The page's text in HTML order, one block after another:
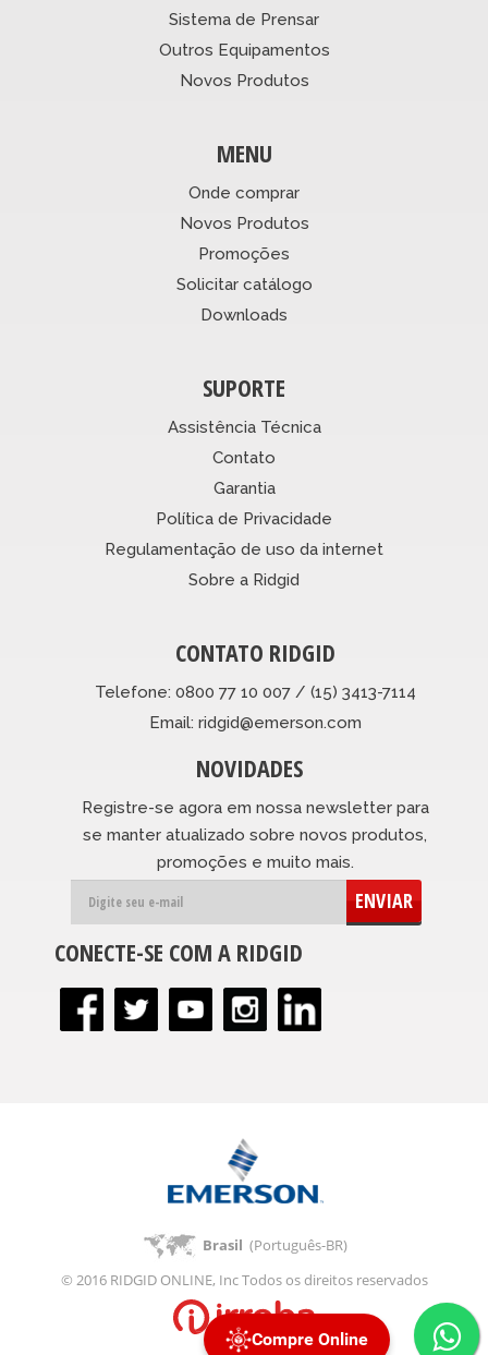
Sistema de Prensar
Outros Equipamentos
Novos Produtos
MENU
Onde comprar
Novos Produtos
Promoções
Solicitar catálogo
Downloads
SUPORTE
Assistência Técnica
Contato
Garantia
Política de Privacidade
Regulamentação de uso da internet
Sobre a Ridgid
CONTATO RIDGID
Telefone: 0800 77 10 007 / (15) 3413-7114
Email: ridgid@emerson.com
NOVIDADES
Registre-se agora em nossa newsletter para
se manter atualizado sobre novos produtos,
promoções e muito mais.
ENVIAR
CONECTE-SE COM A RIDGID
Brasil (Português-BR)
© 2016 RIDGID ONLINE, Inc Todos os direitos reservados
Compre Online